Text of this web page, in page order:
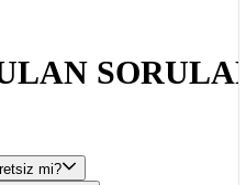
mi?